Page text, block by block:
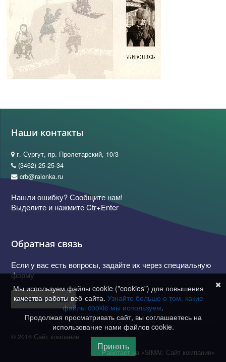
Наши контакты
г. Сургут, пр. Пролетарский, 10/3
(3462) 25-25-34
crb@raionka.ru
Нашли ошибку? Сообщите нам!
Выделите и нажмите Ctr+Enter
Обратная связь
Если у вас есть вопросы, задайте их через специальную
форму
Написать нам
© 2016 Сайт компании
Работает на «SIMAI: Сайт компании»
Мы используем файлы cookie ("cookies") для повышения
качества работы веб-сайта. Узнайте больше о том, какие
файлы cookie мы используем.
Продолжая просматривать сайт, вы соглашаетесь на
использование нами файлов cookie.
Принять